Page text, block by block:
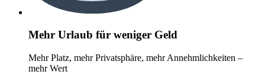
Mehr Urlaub für weniger Geld
Mehr Platz, mehr Privatsphäre, mehr Annehmlichkeiten –
mehr Wert